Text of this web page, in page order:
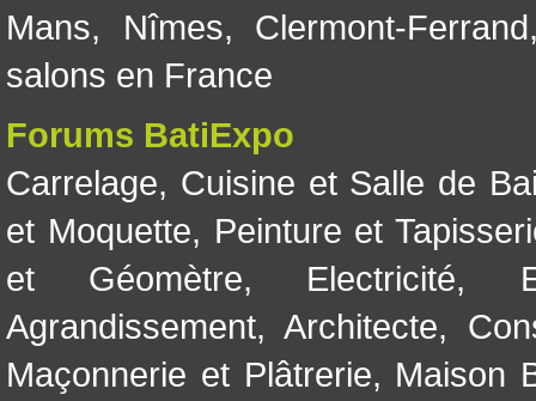
Mans, Nîmes, Clermont-Ferrand
salons en France
Forums BatiExpo
Carrelage, Cuisine et Salle de
et Moquette, Peinture et
et Géomètre, Electricité,
Agrandissement, Architecte,
Maçonnerie et Plâtrerie, Maison